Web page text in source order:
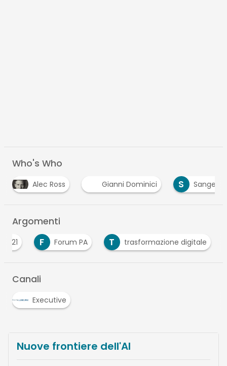
Who's Who
Gianni Dominici S Sangeet Paul Choudary
Argomenti
F Forum PA T trasformazione digitale
Canali
Executive
Nuove frontiere dell'AI